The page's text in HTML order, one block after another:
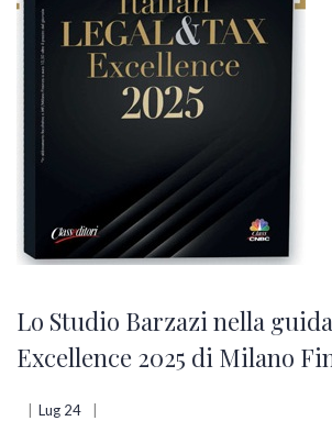
Lo Studio Barzazi nella
Excellence 2025 di Milano
Lug 24